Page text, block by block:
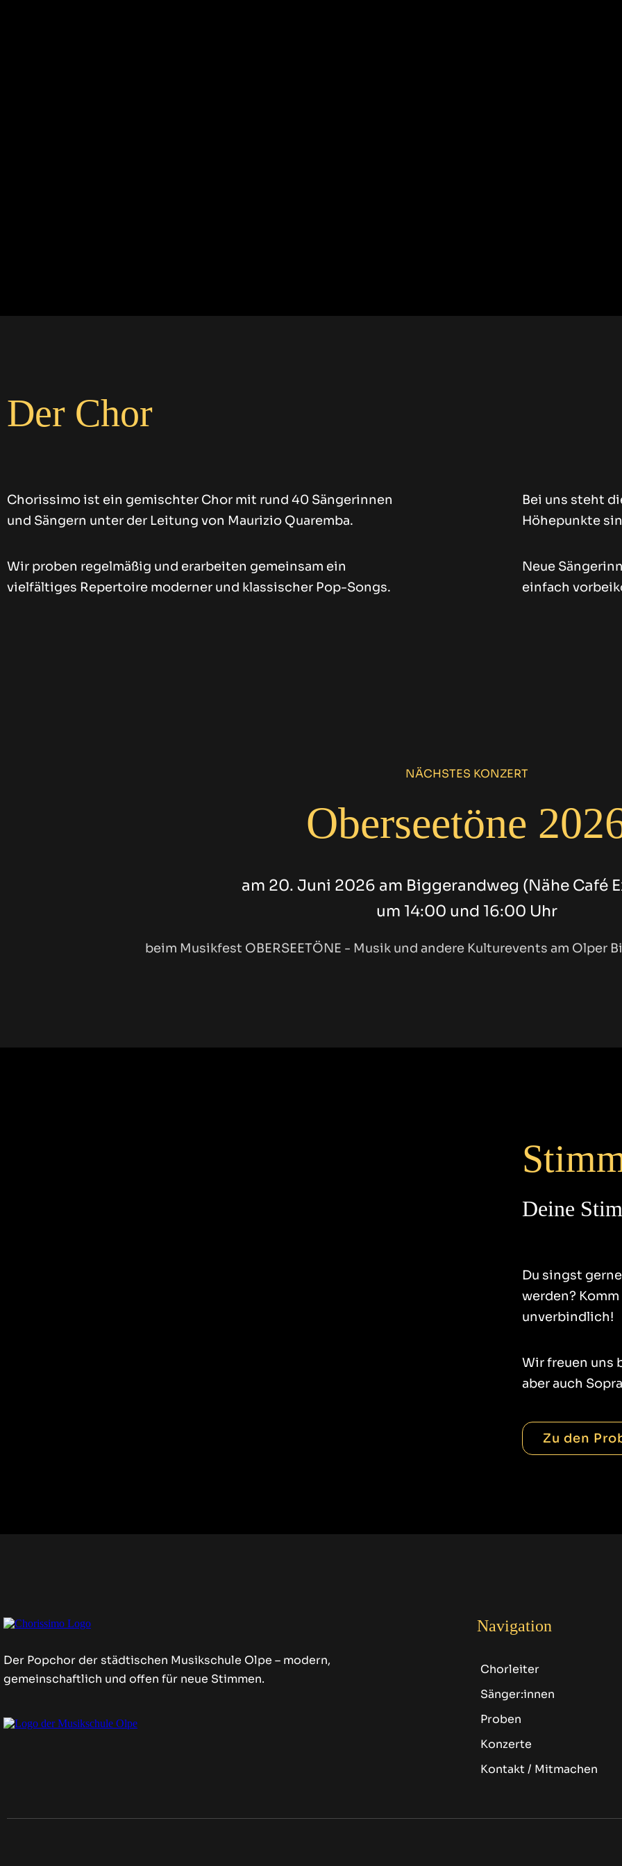
Der Chor
Chorissimo ist ein gemischter Chor mit rund 40 Sängerinnen
und Sängern unter der Leitung von Maurizio Quaremba.
Wir proben regelmäßig und erarbeiten gemeinsam ein
vielfältiges Repertoire moderner und klassischer Pop-Songs.
Bei uns steht
Höhepunkte
Neue
einfach
NÄCHSTES KONZERT
Oberseetöne
am 20. Juni 2026 am Biggerandweg (Nähe Café
um 14:00 und 16:00 Uhr
beim Musikfest OBERSEETÖNE - Musik und andere Kulturevents am Olper
Deine
Du singst
werden?
unverbindlich!
Wir freuen uns
aber auch
Zu den
Der Popchor der städtischen Musikschule Olpe – modern,
gemeinschaftlich und offen für neue Stimmen.
Navigation
Chorleiter
Sänger:innen
Proben
Konzerte
Kontakt / Mitmachen